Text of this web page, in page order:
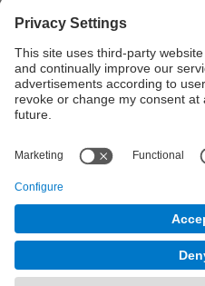
© UPCDepartament de Física
de Física i Enginyeria Nuclear.
Powered by